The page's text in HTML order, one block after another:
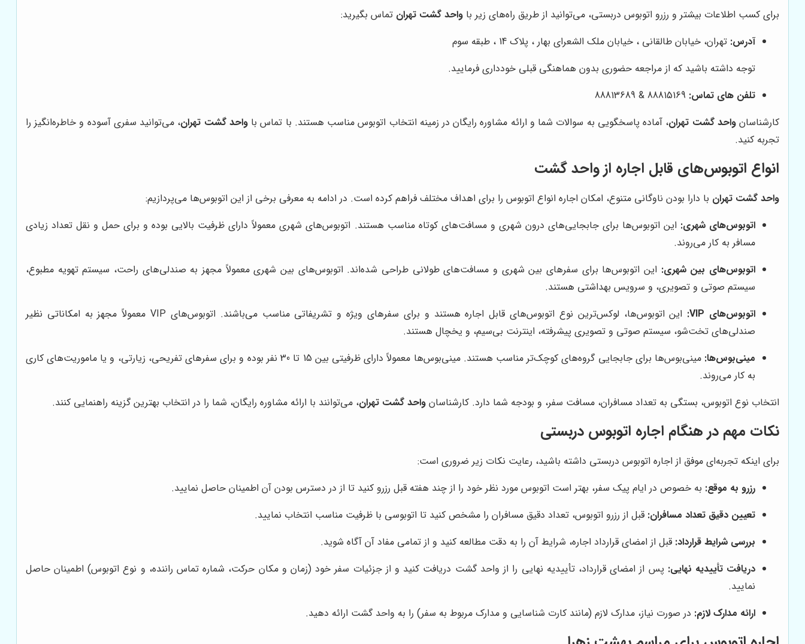
برای کسب اطلاعات بیشتر و رزرو اتوبوس دربستی، می‌توانید از طریق راه‌های زیر با واحد گشت تهران تماس بگیرید:
آدرس: تهران، خیابان طالقانی ، خیابان ملک الشعرای بهار ، پلاک 14 ، طبقه سوم
توجه داشته باشید که از مراجعه حضوری بدون هماهنگی قبلی خودداری فرمایید.
تلفن های تماس:
کارشناسانواحد گشت تهران، آماده پاسخگویی به سوالات شما و ارائه مشاوره رایگان در زمینه انتخاب اتوبوس مناسب هستند. با تماس باواحد گشت تهران، می‌توانید سفری آسوده و خاطره‌انگیز را
تجربه کنید.
انواع اتوبوس‌های قابل اجاره از واحد گشت
واحد گشت تهران با دارا بودن ناوگانی متنوع، امکان اجاره انواع اتوبوس را برای اهداف مختلف فراهم کرده است. در ادامه به معرفی برخی از این اتوبوس‌ها می‌پردازیم:
اتوبوس‌های شهری: این اتوبوس‌ها برای جابجایی‌های درون شهری و مسافت‌های کوتاه مناسب هستند. اتوبوس‌های شهری معمولاً دارای ظرفیت بالایی بوده و برای حمل و نقل تعداد زیادی
مسافر به کار می‌روند.
اتوبوس‌های بین شهری: این اتوبوس‌ها برای سفرهای بین شهری و مسافت‌های طولانی طراحی شده‌اند. اتوبوس‌های بین شهری معمولاً مجهز به صندلی‌های راحت، سیستم تهویه مطبوع،
سیستم صوتی و تصویری، و سرویس بهداشتی هستند.
اتوبوس‌های VIP:
این اتوبوس‌ها، لوکس‌ترین نوع اتوبوس‌های قابل اجاره هستند و برای سفرهای ویژه و تشریفاتی مناسب می‌باشند. اتوبوس‌های VIP معمولاً مجهز به امکاناتی نظیر
صندلی‌های تخت‌شو، سیستم صوتی و تصویری پیشرفته، اینترنت بی‌سیم، و یخچال هستند.
مینی‌بوس‌ها:
مینی‌بوس‌ها برای جابجایی گروه‌های کوچک‌تر مناسب هستند. مینی‌بوس‌ها معمولاً دارای ظرفیتی بین 15 تا 30 نفر بوده و برای سفرهای تفریحی، زیارتی، و یا ماموریت‌های کاری
به کار می‌روند.
انتخاب نوع اتوبوس، بستگی به تعداد مسافران، مسافت سفر، و بودجه شما دارد. کارشناسان واحد گشت تهران، می‌توانند با ارائه مشاوره رایگان، شما را در انتخاب بهترین گزینه راهنمایی کنند.
نکات مهم در هنگام اجاره اتوبوس دربستی
برای اینکه تجربه‌ای موفق از اجاره اتوبوس دربستی داشته باشید، رعایت نکات زیر ضروری است:
رزرو به موقع: به خصوص در ایام پیک سفر، بهتر است اتوبوس مورد نظر خود را از چند هفته قبل رزرو کنید تا از در دسترس بودن آن اطمینان حاصل نمایید.
تعیین دقیق تعداد مسافران: قبل از رزرو اتوبوس، تعداد دقیق مسافران را مشخص کنید تا اتوبوسی با ظرفیت مناسب انتخاب نمایید.
بررسی شرایط قرارداد: قبل از امضای قرارداد اجاره، شرایط آن را به دقت مطالعه کنید و از تمامی مفاد آن آگاه شوید.
دریافت تأییدیه نهایی: پس از امضای قرارداد، تأییدیه نهایی را از واحد گشت دریافت کنید و از جزئیات سفر خود (زمان و مکان حرکت، شماره تماس راننده، و نوع اتوبوس) اطمینان حاصل
نمایید.
ارائه مدارک لازم: در صورت نیاز، مدارک لازم (مانند کارت شناسایی و مدارک مربوط به سفر) را به واحد گشت ارائه دهید.